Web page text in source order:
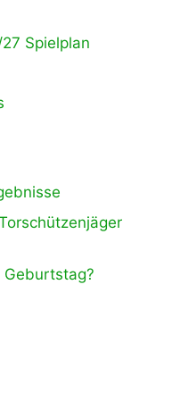
Spielplan
Geburtstag?